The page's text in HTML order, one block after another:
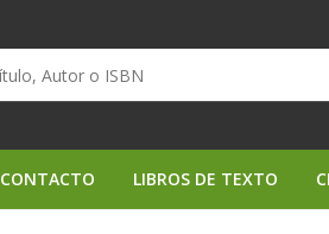
CONTACTO LIBROS DE TEXTO